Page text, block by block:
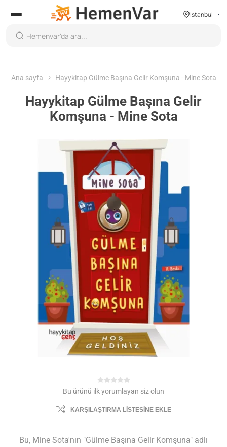
Istanbul
Ana sayfa Hayykitap Gülme Başına Gelir Komşuna - Mine Sota
Hayykitap Gülme Başına Gelir
Komşuna - Mine Sota
Bu ürünü ilk yorumlayan siz olun
KARŞILAŞTIRMA LISTESINE EKLE
Bu, Mine Sota'nın "Gülme Başına Gelir Komşuna" adlı